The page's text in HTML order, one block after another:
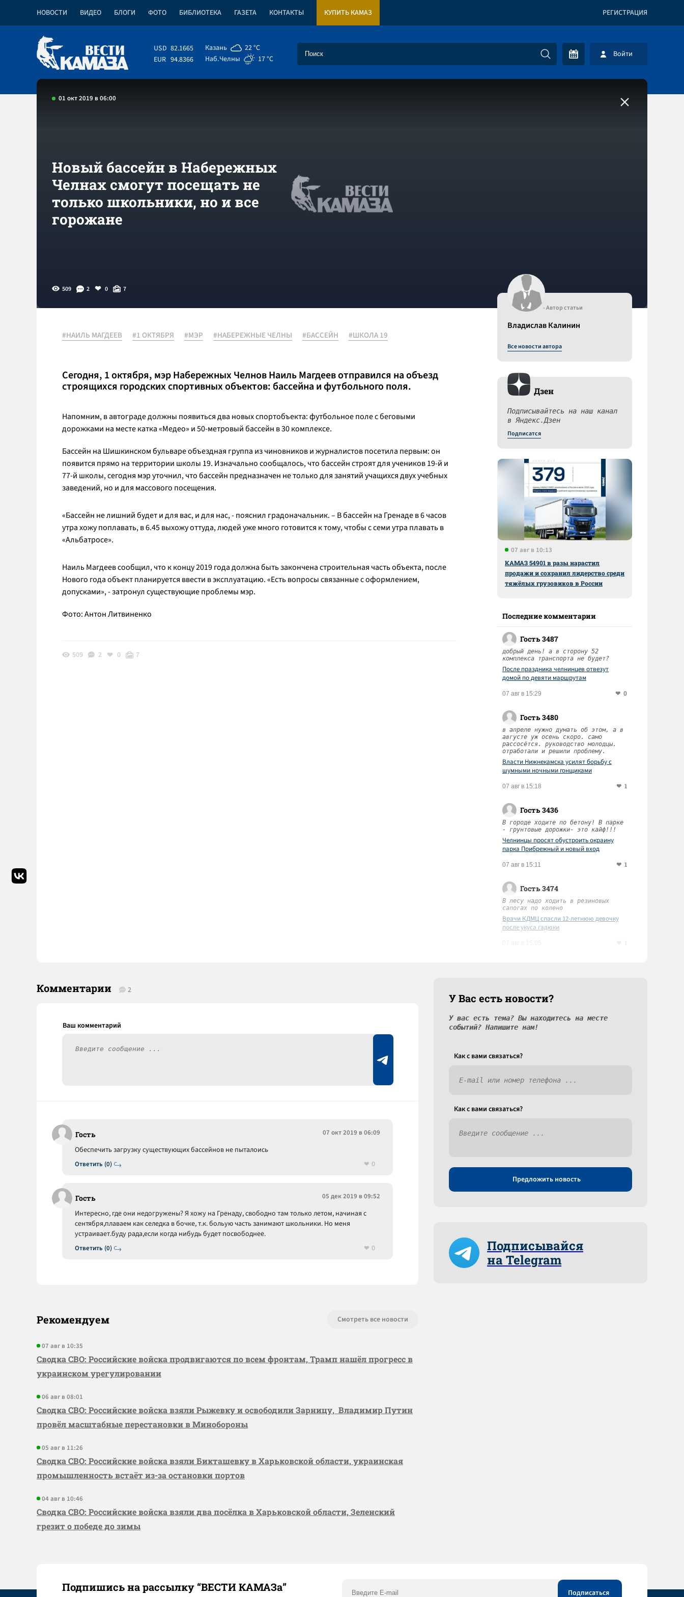
НОВОСТИ ВИДЕО БЛОГИ ФОТО БИБЛИОТЕКА ГАЗЕТА КОНТАКТЫ КУПИТЬ КАМАЗ РЕГИСТРАЦИЯ
USD 82.1665
EUR 94.8366
Казань
22 °C
Наб.Челны
17 °C Войти
01 окт 2019 в 06:00
Новый бассейн в Набережных
Челнах смогут посещать не
только школьники, но и все
горожане
509 2 0 7
#НАИЛЬ МАГДЕЕВ #1 ОКТЯБРЯ #МЭР #НАБЕРЕЖНЫЕ ЧЕЛНЫ #БАССЕЙН #ШКОЛА 19
Сегодня, 1 октября, мэр Набережных Челнов Наиль Магдеев отправился на объезд
строящихся городских спортивных объектов: бассейна и футбольного поля.
Напомним, в автограде должны появиться два новых спортобъекта: футбольное поле с беговыми
дорожками на месте катка «Медео» и 50-метровый бассейн в 30 комплексе.
Бассейн на Шишкинском бульваре объездная группа из чиновников и журналистов посетила первым: он
появится прямо на территории школы 19. Изначально сообщалось, что бассейн строят для учеников 19-й и
77-й школы, сегодня мэр уточнил, что бассейн предназначен не только для занятий учащихся двух учебных
заведений, но и для массового посещения.
«Бассейн не лишний будет и для вас, и для нас, - пояснил градоначальник. – В бассейн на Гренаде в 6 часов
утра хожу поплавать, в 6.45 выхожу оттуда, людей уже много готовится к тому, чтобы с семи утра плавать в
«Альбатросе».
Наиль Магдеев сообщил, что к концу 2019 года должна быть закончена строительная часть объекта, после
Нового года объект планируется ввести в эксплуатацию. «Есть вопросы связанные с оформлением,
допусками», - затронул существующие проблемы мэр.
Фото: Антон Литвиненко
509 2 0 7
- Автор статьи
Владислав Калинин
Все новости автора
Дзен
Подписывайтесь на наш канал
в Яндекс.Дзен
Подписатся
07 авг в 10:13
КАМАЗ 54901 в разы нарастил
продажи и сохранил лидерство среди
тяжёлых грузовиков в России
Последние комментарии
Гость 3487
добрый день! а в сторону 52
комплекса транспорта не будет?
После праздника челнинцев отвезут
домой по девяти маршрутам
07 авг в 15:29 0
Гость 3480
в апреле нужно думать об этом, а в
августе уж осень скоро. само
рассосётся. руководство молодцы.
отработали и решили проблему.
Власти Нижнекамска усилят борьбу с
шумными ночными гонщиками
07 авг в 15:18 1
Гость 3436
В городе ходите по бетону! В парке
- грунтовые дорожки- это кайф!!!
Челнинцы просят обустроить окраину
парка Прибрежный и новый вход
07 авг в 15:11 1
Гость 3474
В лесу надо ходить в резиновых
сапогах по колено
Врачи КДМЦ спасли 12-летнюю девочку
после укуса гадюки
Комментарии 2
Гость 07 окт 2019 в 06:09
Ответить (0)
Обеспечить загрузку существующих бассейнов не пыталоись
0
Гость 05 дек 2019 в 09:52
Ответить (0)
Интересно, где они недогружены? Я хожу на Гренаду, свободно там только летом, начиная с
сентября,плаваем как селедка в бочке, т.к. больую часть занимают школьники. Но меня
устраивает.буду рада,если когда нибудь будет посвободнее.
0
Рекомендуем Смотреть все новости
07 авг в 10:35
Сводка СВО: Российские войска продвигаются по всем фронтам, Трамп нашёл прогресс в
украинском урегулировании
06 авг в 08:01
Сводка СВО: Российские войска взяли Рыжевку и освободили Зарницу, Владимир Путин
провёл масштабные перестановки в Минобороны
05 авг в 11:26
Сводка СВО: Российские войска взяли Бикташевку в Харьковской области, украинская
промышленность встаёт из-за остановки портов
04 авг в 10:46
Сводка СВО: Российские войска взяли два посёлка в Харьковской области, Зеленский
грезит о победе до зимы
У Вас есть новости?
У вас есть тема? Вы находитесь на месте
событий? Напишите нам!
Как c вами связаться?
Как c вами связаться?
Предложить новость
Подписывайся
на Telegram
Подпишись на рассылку “ВЕСТИ КАМАЗа”